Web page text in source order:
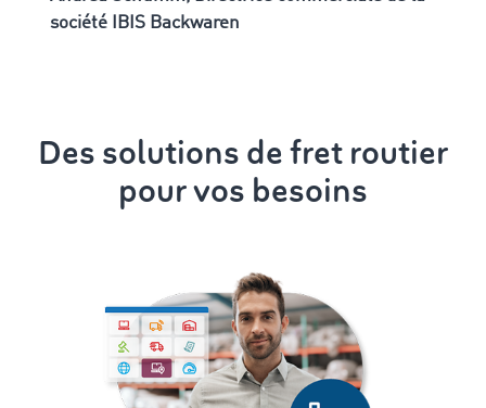
société IBIS Backwaren
Des solutions de fret routier
pour vos besoins